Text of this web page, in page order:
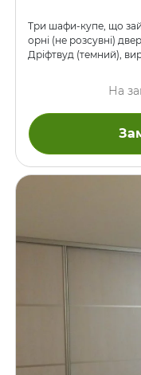
Три шафи-купе, що
орні (не розсувні)
Дріфтвуд (темний),
фактурні, з глибокою
Профіль системи-
тип. Ці шафи-купе
ліворуч має двері,
відкривається
На